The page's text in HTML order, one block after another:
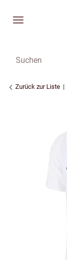
Zurück zur Liste